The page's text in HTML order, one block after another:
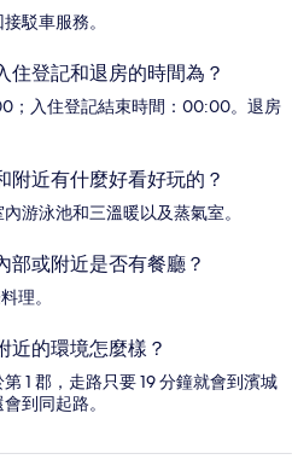
駁車服務。
住登記和退房的時間為？
；入住登記結束時間：00:00。退房
附近有什麼好看好玩的？
游泳池和三溫暖以及蒸氣室。
部或附近是否有餐廳？
理。
近的環境怎麼樣？
1 郡，走路只要 19 分鐘就會到濱城
到同起路。